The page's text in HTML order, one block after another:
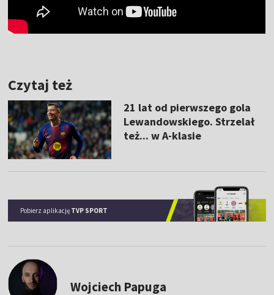
Czytaj też
21 lat od pierwszego gola
Lewandowskiego. Strzelał
też... w A-klasie
Pobierz aplikację TVP SPORT
Wojciech Papuga